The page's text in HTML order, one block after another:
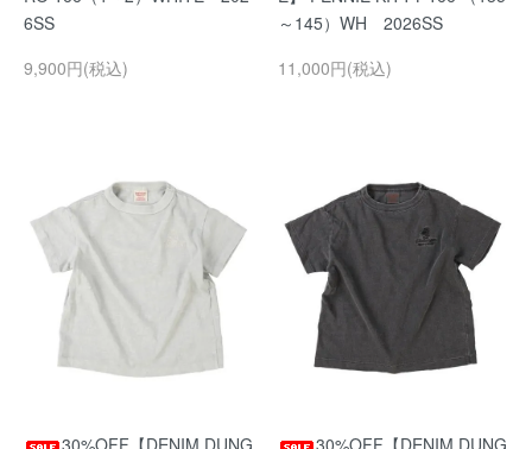
6SS
9,900円(税込)
～145）WH 2026SS
11,000円(税込)
30%OFF【DENIM DUNG
30%OFF【DENIM DUNG